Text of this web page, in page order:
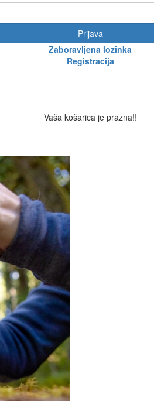
Prijava
Zaboravljena lozinka
Registracija
Vaša košarica je prazna!!